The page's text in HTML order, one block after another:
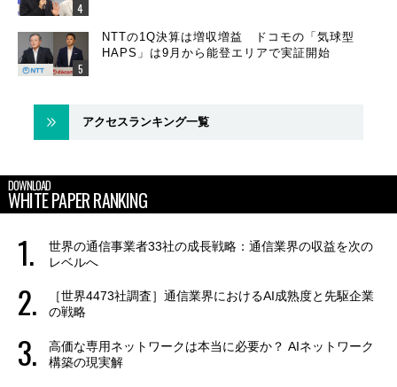
NTTの1Q決算は増収増益 ドコモの「気球型
HAPS」は9月から能登エリアで実証開始
アクセスランキング一覧
DOWNLOAD
WHITE PAPER RANKING
世界の通信事業者33社の成長戦略：通信業界の収益を次の
レベルへ
［世界4473社調査］通信業界におけるAI成熟度と先駆企業
の戦略
高価な専用ネットワークは本当に必要か？ AIネットワーク
構築の現実解